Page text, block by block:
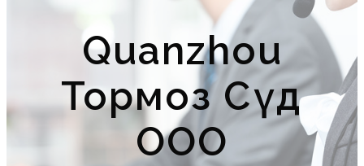
Quanzhou
Тормоз Сәүдә
ООО